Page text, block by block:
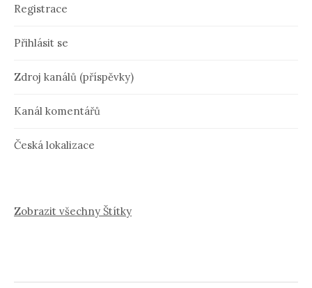
Registrace
Přihlásit se
Zdroj kanálů (příspěvky)
Kanál komentářů
Česká lokalizace
Zobrazit všechny Štítky